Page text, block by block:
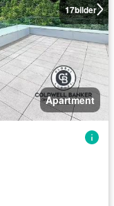
17bilder
Apartment